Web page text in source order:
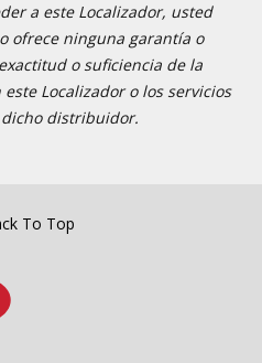
a este Localizador, usted
ofrece ninguna garantía o
o suficiencia de la
Localizador o los servicios
distribuidor.
To Top